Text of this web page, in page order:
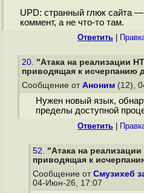
UPD: странный глюк сайта
коммент, а не что-то там.
Ответить
20. "Атака на реализации
приводящая к исчерпанию
Сообщение от Аноним (12),
Нужен новый язык,
пределы доступной
Ответить
52. "Атака на реализации
приводящая к
Сообщение от Смузихеб
04-Июн-26, 17:07